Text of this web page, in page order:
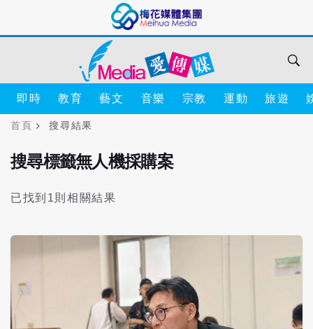
即時 教育 藝文 音樂 宗教 運動 旅遊
首頁 搜尋結果
搜尋標籤無人機採購案
已找到1則相關結果